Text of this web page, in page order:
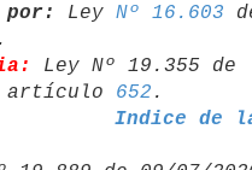
por: Ley Nº 16.603
Ley Nº 19.355 de
artículo 652
Indice de la